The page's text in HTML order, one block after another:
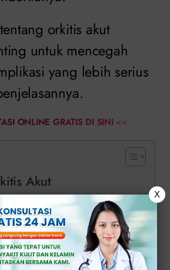
orkitis akut
untuk mencegah
yang lebih serius
ONLINE GRATIS DI SINI <<
Akut
Orkitis Hanya
X